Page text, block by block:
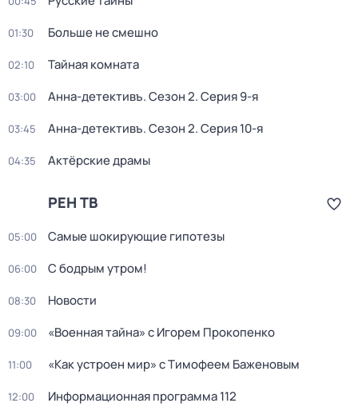
01:30 Больше не смешно
02:10 Тайная комната
03:00 Анна-детективъ. Сезон 2. Серия 9-я
03:45 Анна-детективъ. Сезон 2. Серия 10-я
04:35 Актёрские драмы
РЕН ТВ
05:00 Самые шoкиpующие гипотезы
06:00 С бодрым утром!
08:30 Новости
09:00 «Военная тайна» с Игорем Прокопенко
11:00 «Как устроен мир» с Тимофеем Баженовым
12:00 Информационная программа 112